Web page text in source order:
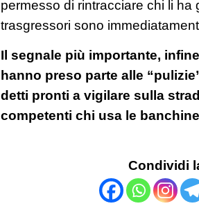
permesso di rintracciare chi li ha
trasgressori sono
Il segnale più importante,
hanno preso parte alle
detti pronti a vigilare sulla
competenti chi usa le
Condividi